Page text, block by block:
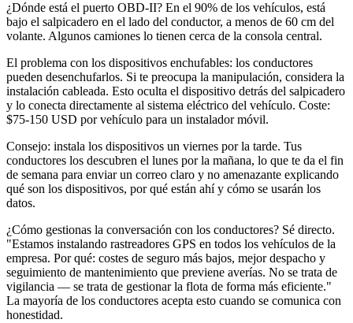
¿Dónde está el puerto OBD-II? En el 90% de los vehículos, está
bajo el salpicadero en el lado del conductor, a menos de 60 cm del
volante. Algunos camiones lo tienen cerca de la consola central.
El problema con los dispositivos enchufables: los conductores
pueden desenchufarlos. Si te preocupa la manipulación, considera la
instalación cableada. Esto oculta el dispositivo detrás del salpicadero
y lo conecta directamente al sistema eléctrico del vehículo. Coste:
$75-150 USD por vehículo para un instalador móvil.
Consejo: instala los dispositivos un viernes por la tarde. Tus
conductores los descubren el lunes por la mañana, lo que te da el fin
de semana para enviar un correo claro y no amenazante explicando
qué son los dispositivos, por qué están ahí y cómo se usarán los
datos.
¿Cómo gestionas la conversación con los conductores? Sé directo.
"Estamos instalando rastreadores GPS en todos los vehículos de la
empresa. Por qué: costes de seguro más bajos, mejor despacho y
seguimiento de mantenimiento que previene averías. No se trata de
vigilancia — se trata de gestionar la flota de forma más eficiente."
La mayoría de los conductores acepta esto cuando se comunica con
honestidad.